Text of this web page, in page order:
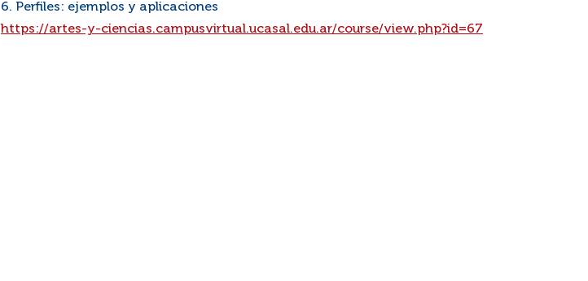
6. Perfiles: ejemplos y aplicaciones
https://artes-y-ciencias.campusvirtual.ucasal.edu.ar/course/view.php?id=67